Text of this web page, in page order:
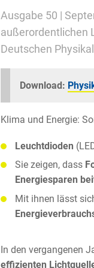
Ausgabe 50 |
außerordentlichen
Deutschen
Download:
Klima und Energie:
Leuchtdioden
Sie zeigen, dass
Energiesparen
Mit ihnen lässt
In den vergangenen
effizienten